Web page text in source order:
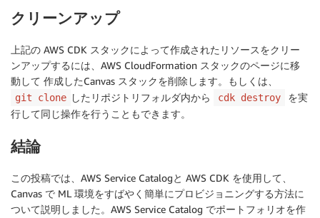
クリーンアップ
上記の AWS CDK スタックによって作成されたリソースをクリー
ンアップするには、AWS CloudFormation スタックのページに移
動して 作成したCanvas スタックを削除します。もしくは、
git clone したリポジトリフォルダ内から cdk destroy
を実
行して同じ操作を行うこともできます。
結論
この投稿では、AWS Service Catalogと AWS CDK を使用して、
Canvas で ML 環境をすばやく簡単にプロビジョニングする方法に
ついて説明しました。AWS Service Catalog でポートフォリオを作